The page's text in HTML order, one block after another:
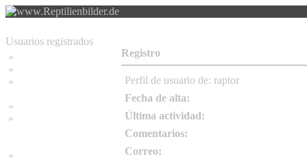
Usuarios registrados
»
»
»
»
»
»
Registro
Perfil de usuario de: raptor
Fecha de alta:
Última actividad:
Comentarios:
Correo: